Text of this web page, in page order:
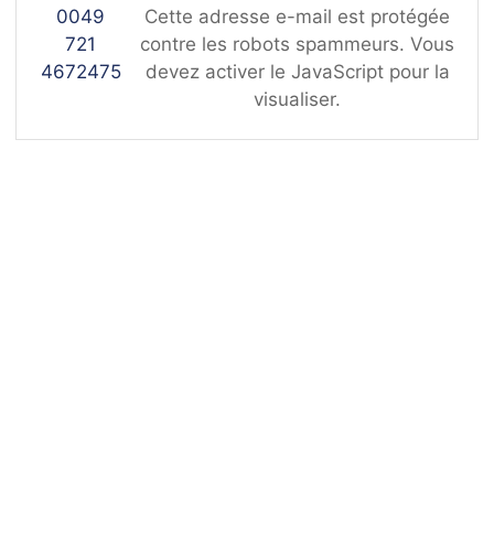
0049
721
4672475
Cette adresse e-mail est protégée
contre les robots spammeurs. Vous
devez activer le JavaScript pour la
visualiser.